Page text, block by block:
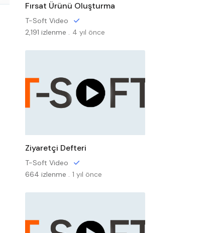
Fırsat Ürünü Oluşturma
T-Soft Video
2,191 izlenme . 4 yıl önce
Ziyaretçi Defteri
T-Soft Video
664 izlenme . 1 yıl önce